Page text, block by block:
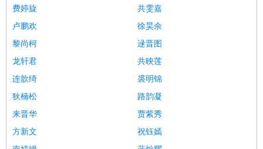
费婷旋
共雯嘉
卢鹏欢
徐昊余
黎尚柯
逯晋图
龙轩君
共映莲
连歆绮
裘明锦
狄楠松
路韵凝
来晋华
贾紫秀
方新文
祝钰嫣